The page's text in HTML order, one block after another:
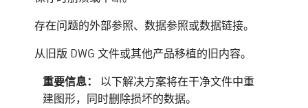
存在问题的外部参照、数据参照或数据链接。
从旧版 DWG 文件或其他产品移植的旧内容。
重要信息：
以下解决方案将在干净文件中重
建图形，同时删除损坏的数据。